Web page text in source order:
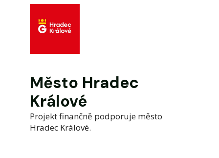
Město Hradec
Králové
Projekt finančně podporuje město
Hradec Králové.